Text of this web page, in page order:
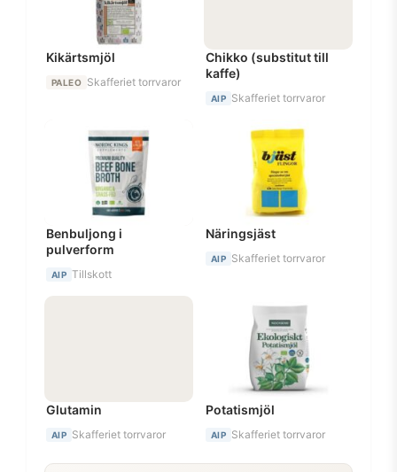
Kikärtsmjöl
PALEO Skafferiet torrvaror
Chikko (substitut till
kaffe)
AIP Skafferiet torrvaror
Benbuljong i
pulverform
AIP Tillskott
Näringsjäst
AIP Skafferiet torrvaror
Glutamin
AIP Skafferiet torrvaror
Potatismjöl
AIP Skafferiet torrvaror